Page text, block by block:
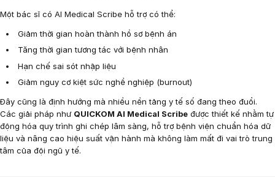
Một bác sĩ có AI Medical Scribe hỗ trợ có thể:
Giảm thời gian hoàn thành hồ sơ bệnh án
Tăng thời gian tương tác với bệnh nhân
Hạn chế sai sót nhập liệu
Giảm nguy cơ kiệt sức nghề nghiệp (burnout)
Đây cũng là định hướng mà nhiều nền tảng y tế số đang theo đuổi.
Các giải pháp như QUICKOM AI Medical Scribe được thiết kế nhằm tự
động hóa quy trình ghi chép lâm sàng, hỗ trợ bệnh viện chuẩn hóa dữ
liệu và nâng cao hiệu suất vận hành mà không làm mất đi vai trò trung
tâm của đội ngũ y tế.